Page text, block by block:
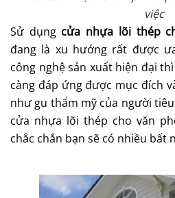
việc
Sử dụng cửa nhựa lõi thép
đang là xu hướng rất được
công nghệ sản xuất hiện đại
càng đáp ứng được mục đích
như gu thẩm mỹ của người
cửa nhựa lõi thép cho văn
chắc chắn bạn sẽ có nhiều bất